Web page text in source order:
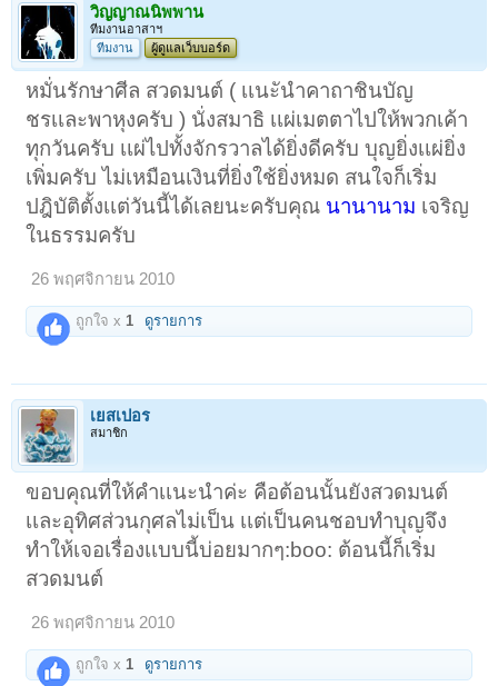
วิญญาณนิพพาน
ทีมงานอาสาฯ
ทีมงาน
ผู้ดูแลเว็บบอร์ด
หมั่นรักษาศีล สวดมนต์ ( เเนะันําคาถาชินบัญ
ชรเเละพาหุงครับ ) นั่งสมาธิ เเผ่เมตตาไปให้พวกเค้า
ทุกวันครับ เเผ่ไปทั้งจักรวาลได้ยิ่งดีครับ บุญยิ่งเเผ่ยิ่ง
เพิ่มครับ ไม่เหมือนเงินที่ยิ่งใช้ยิ่งหมด สนใจก็เริ่ม
ปฎิบัติตั้งเเต่วันนี้ได้เลยนะครับคุณ นานานาม เจริญ
ในธรรมครับ
26 พฤศจิกายน 2010
ถูกใจ x 1 ดูรายการ
เยสเปอร
สมาชิก
ขอบคุณที่ให้คำเเนะนำค่ะ คือต้อนนั้นยังสวดมนต์
เเละอุทิศส่วนกุศลไม่เป็น เเต่เป็นคนชอบทำบุญจึง
ทำให้เจอเรื่องเเบบนี้บ่อยมากๆ:boo: ต้อนนี้ก็เริ่ม
สวดมนต์
26 พฤศจิกายน 2010
ถูกใจ x 1 ดูรายการ